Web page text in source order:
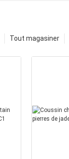
Tout magasiner